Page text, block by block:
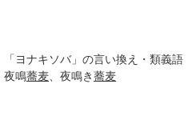
「 ヨナキソバ」の言い換え・類義語
夜鳴蕎麦 夜鳴き蕎麦